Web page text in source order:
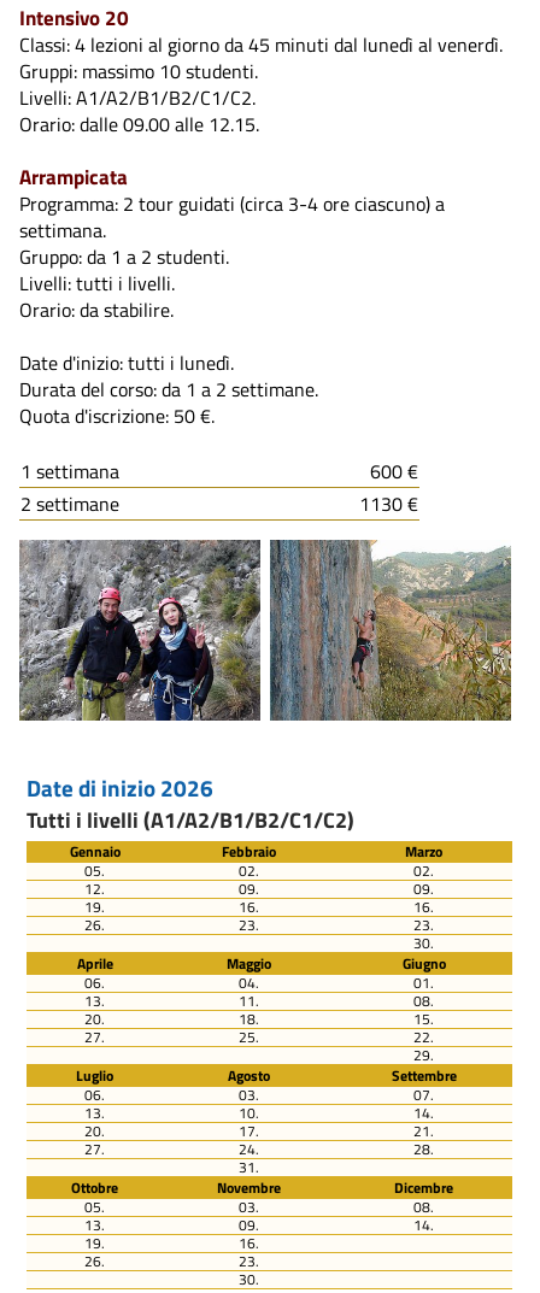
Intensivo 20
Classi: 4 lezioni al giorno da 45 minuti dal lunedì al venerdì.
Gruppi: massimo 10 studenti.
Livelli: A1/A2/B1/B2/C1/C2.
Orario: dalle 09.00 alle 12.15.
Arrampicata
Programma: 2 tour guidati (circa 3-4 ore ciascuno) a
settimana.
Gruppo: da 1 a 2 studenti.
Livelli: tutti i livelli.
Orario: da stabilire.
Date d'inizio: tutti i lunedì.
Durata del corso: da 1 a 2 settimane.
Quota d'iscrizione: 50 €.
1 settimana
600 €
2 settimane
1130 €
Date di inizio 2026
Tutti i livelli (A1/A2/B1/B2/C1/C2)
Gennaio Febbraio
Marzo
05.
02. 02.
12. 09. 09.
19. 16. 16.
26. 23. 23.
30.
Aprile
Maggio
Giugno
06.
04. 01.
13. 11. 08.
20. 18. 15.
27. 25. 22.
29.
Luglio
Agosto
Settembre
06.
03. 07.
13. 10. 14.
20. 17. 21.
27. 24. 28.
31.
Ottobre
Novembre
Dicembre
05.
03. 08.
13. 09. 14.
19. 16.
26. 23.
30.